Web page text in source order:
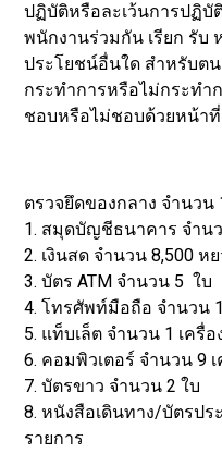
ปฏิบัติหรือละเว้นการปฏิบั
พนักงานร่วมกัน เรียก รับ
ประโยชน์อื่นใด สำหรับต
กระทำการหรือไม่กระทำ
ชอบหรือไม่ชอบด้วยหน้าที่
ตรวจยึดของกลาง จำนวน
1. สมุดบัญชีธนาคาร จำนว
2. เงินสด​ จำนวน 8,500 ห
3. บัตร ATM จำนวน 5 ใบ
4. โทรศัพท์มือถือ จำนวน
5. แท็บเล็ต จำนวน 1 เครื่อ
6. คอมพิวเตอร์ จำนวน 9 เ
7. บัตรขาว จำนวน 2 ใบ
8. หนังสือเดินทาง/บัตรปร
รายการ